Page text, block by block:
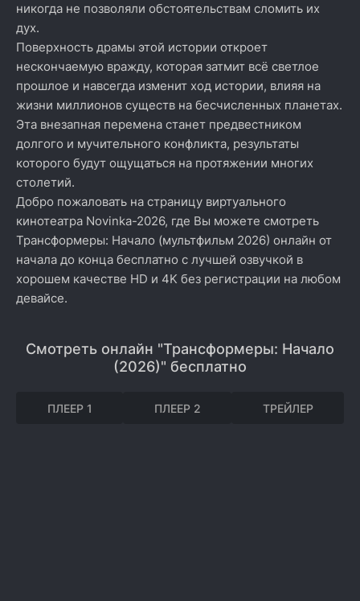
никогда не позволяли обстоятельствам сломить их
дух.
Поверхность драмы этой истории откроет
нескончаемую вражду, которая затмит всё светлое
прошлое и навсегда изменит ход истории, влияя на
жизни миллионов существ на бесчисленных планетах.
Эта внезапная перемена станет предвестником
долгого и мучительного конфликта, результаты
которого будут ощущаться на протяжении многих
столетий.
Добро пожаловать на страницу виртуального
кинотеатра Novinka-2026, где Вы можете смотреть
Трансформеры: Начало (мультфильм 2026) онлайн от
начала до конца бесплатно с лучшей озвучкой в
хорошем качестве HD и 4K без регистрации на любом
девайсе.
Смотреть онлайн "Трансформеры: Начало
(2026)" бесплатно
ПЛЕЕР 1 ПЛЕЕР 2 ТРЕЙЛЕР